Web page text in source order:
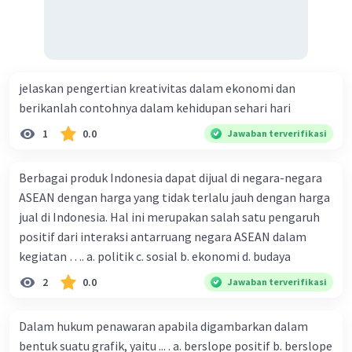
Iklan
Gfoinedz G Level 9
02 April 2023 04:32
Jawaban terverifikasi
harusnya menjadi investasi persediaan (produk yang
ada di gudang). Dengan tindakan dumping, sisa stok
penjualan tersebut dapat diubah menjadi uang secara
cepat.
Beri Rating
jelaskan pengertian kreativitas dalam ekonomi dan
berikanlah contohnya dalam kehidupan sehari hari
1 0.0 Jawaban terverifikasi
Berbagai produk Indonesia dapat dijual di negara-negara
ASEAN dengan harga yang tidak terlalu jauh dengan harga
jual di Indonesia. Hal ini merupakan salah satu pengaruh
positif dari interaksi antarruang negara ASEAN dalam
kegiatan …. a. politik c. sosial b. ekonomi d. budaya
2 0.0 Jawaban terverifikasi
Dalam hukum penawaran apabila digambarkan dalam
bentuk suatu grafik, yaitu ... . a. berslope positif b. berslope